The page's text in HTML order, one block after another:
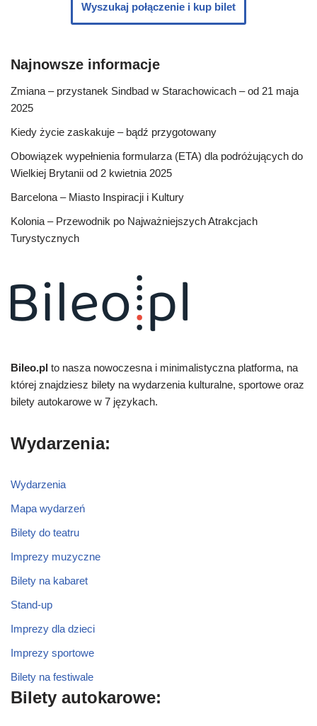
Wyszukaj połączenie i kup bilet
Najnowsze informacje
Zmiana – przystanek Sindbad w Starachowicach – od 21 maja
2025
Kiedy życie zaskakuje – bądź przygotowany
Obowiązek wypełnienia formularza (ETA) dla podróżujących do
Wielkiej Brytanii od 2 kwietnia 2025
Barcelona – Miasto Inspiracji i Kultury
Kolonia – Przewodnik po Najważniejszych Atrakcjach
Turystycznych
Bileo.pl to nasza nowoczesna i minimalistyczna platforma, na
której znajdziesz bilety na wydarzenia kulturalne, sportowe oraz
bilety autokarowe w 7 językach.
Wydarzenia:
Wydarzenia
Mapa wydarzeń
Bilety do teatru
Imprezy muzyczne
Bilety na kabaret
Stand-up
Imprezy dla dzieci
Imprezy sportowe
Bilety na festiwale
Bilety autokarowe: